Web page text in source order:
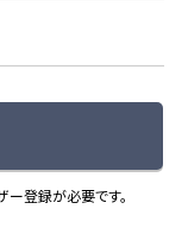
ー登録が必要です。